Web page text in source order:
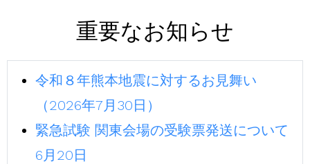
重要なお知らせ
令和８年熊本地震に対するお見舞い
（2026年7月30日）
緊急試験 関東会場の受験票発送について
6月20日